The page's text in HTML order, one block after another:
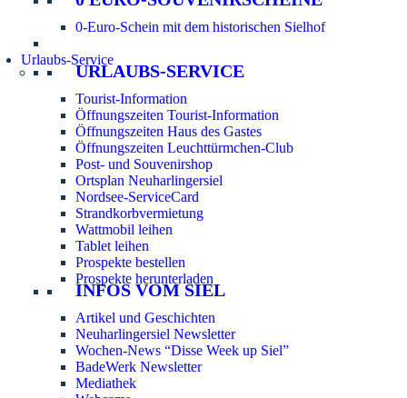
0-Euro-Schein mit dem historischen Sielhof
Urlaubs-Service
URLAUBS-SERVICE
Tourist-Information
Öffnungszeiten Tourist-Information
Öffnungszeiten Haus des Gastes
Öffnungszeiten Leuchttürmchen-Club
Post- und Souvenirshop
Ortsplan Neuharlingersiel
Nordsee-ServiceCard
Strandkorbvermietung
Wattmobil leihen
Tablet leihen
Prospekte bestellen
Prospekte herunterladen
INFOS VOM SIEL
Artikel und Geschichten
Neuharlingersiel Newsletter
Wochen-News “Disse Week up Siel”
BadeWerk Newsletter
Mediathek